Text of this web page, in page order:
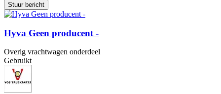
Stuur bericht
Hyva Geen producent -
Overig vrachtwagen onderdeel
Gebruikt